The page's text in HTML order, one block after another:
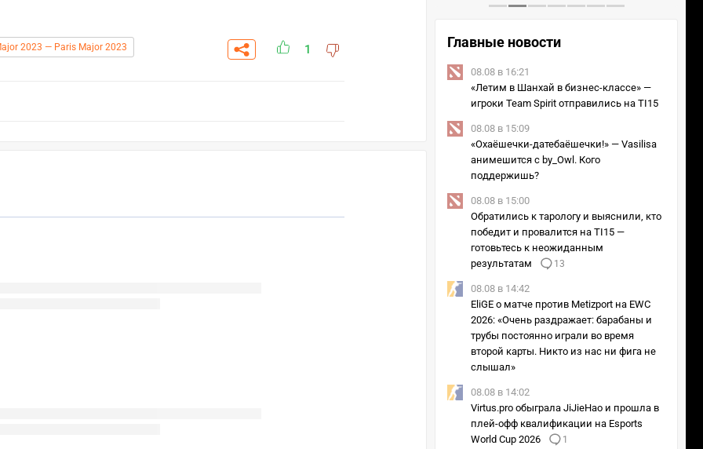
2023 — Paris Major 2023 1 Главные новости
08.08 в 16:21
«Летим в Шанхай в бизнес-классе» —
игроки Team Spirit отправились на TI15
08.08 в 15:09
«Охаёшечки-датебаёшечки!» — Vasilisa
анимешится с by_Owl. Кого
поддержишь?
08.08 в 15:00
Обратились к тарологу и выяснили, кто
победит и провалится на TI15 —
готовьтесь к неожиданным
результатам
13
08.08 в 14:42
EliGE о матче против Metizport на EWC
2026: «Очень раздражает: барабаны и
трубы постоянно играли во время
второй карты. Никто из нас ни фига не
слышал»
08.08 в 14:02
Virtus.pro обыграла JiJieHao и прошла в
плей-офф квалификации на Esports
World Cup 2026
1